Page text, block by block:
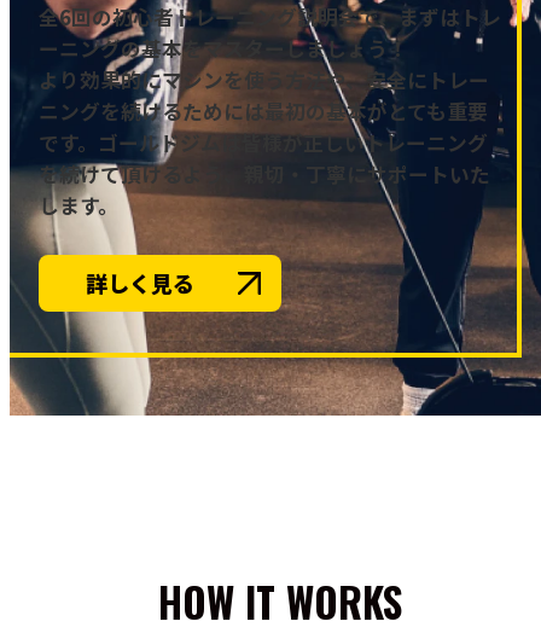
全6回の初心者トレーニング説明会で、まずはトレ
ーニングの基本をマスターしましょう！
より効果的にマシンを使う方法や、安全にトレー
ニングを続けるためには最初の基本がとても重要
です。ゴールドジムは皆様が正しいトレーニング
を続けて頂けるよう、親切・丁寧にサポートいた
します。
詳しく見る
HOW IT WORKS